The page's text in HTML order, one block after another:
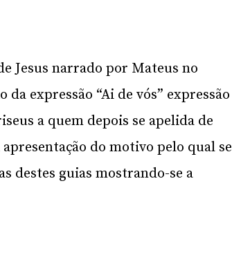
Jesus narrado por Mateus no
expressão “Ai de vós” expressão
a quem depois se apelida de
do motivo pelo qual se
destes guias mostrando-se a